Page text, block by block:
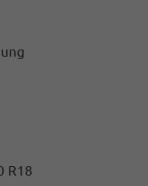
R18